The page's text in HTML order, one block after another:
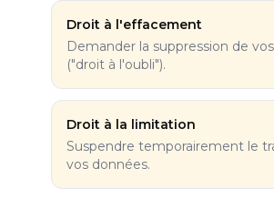
Droit à l'effacement
Demander la suppression de
("droit à l'oubli").
Droit à la limitation
Suspendre temporairement le
vos données.